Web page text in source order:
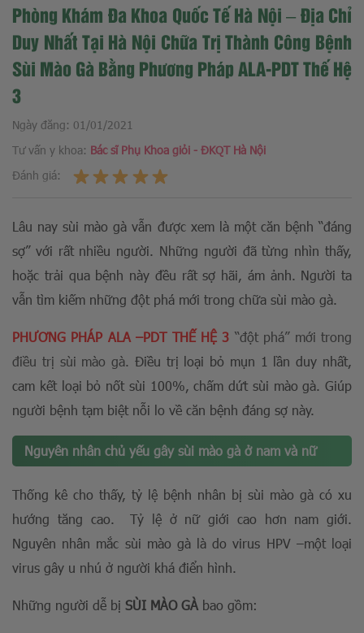
Phòng Khám Đa Khoa Quốc Tế Hà Nội – Địa Chỉ
Duy Nhất Tại Hà Nội Chữa Trị Thành Công Bệnh
Sùi Mào Gà Bằng Phương Pháp ALA-PDT Thế Hệ
3
Ngày đăng: 01/01/2021
Tư vấn y khoa: Bác sĩ Phụ Khoa giỏi - ĐKQT Hà Nội
Đánh giá:
Lâu nay sùi mào gà vẫn được xem là một căn bệnh “đáng
sợ” với rất nhiều người. Những người đã từng nhìn thấy,
hoặc trải qua bệnh này đều rất sợ hãi, ám ảnh. Người ta
vẫn tìm kiếm những đột phá mới trong chữa sùi mào gà.
PHƯƠNG PHÁP ALA –PDT THẾ HỆ 3 “đột phá” mới trong
điều trị sùi mào gà. Điều trị loại bỏ mụn 1 lần duy nhất,
cam kết loại bỏ nốt sùi 100%, chấm dứt sùi mào gà. Giúp
người bệnh tạm biệt nỗi lo về căn bệnh đáng sợ này.
Nguyên nhân chủ yếu gây sùi mào gà ở nam và nữ
Thống kê cho thấy, tỷ lệ bệnh nhân bị sùi mào gà có xu
hướng tăng cao. Tỷ lệ ở nữ giới cao hơn nam giới.
Nguyên nhân mắc sùi mào gà là do virus HPV –một loại
virus gây u nhú ở người khá điển hình.
Những người dễ bị SÙI MÀO GÀ bao gồm: